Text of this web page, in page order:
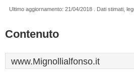
Ultimo aggiornamento: 21/04/2018 . Dati stimati,
Contenuto
www.Mignollialfonso.it